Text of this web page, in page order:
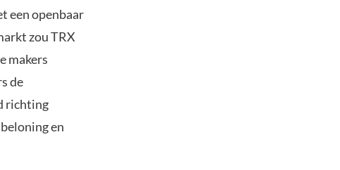
een openbaar
zou TRX
makers
de
richting
en